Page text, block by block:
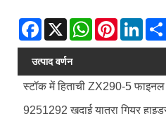
Facebook
X WhatsAppPinterest
उत्पाद वर्णन
स्टॉक में हिताची ZX290-5
9251292 खुदाई यात्रा गियर